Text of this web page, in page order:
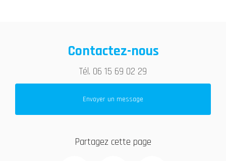
Contactez-nous
Tél. 06 15 69 02 29
Envoyer un message
Partagez cette page